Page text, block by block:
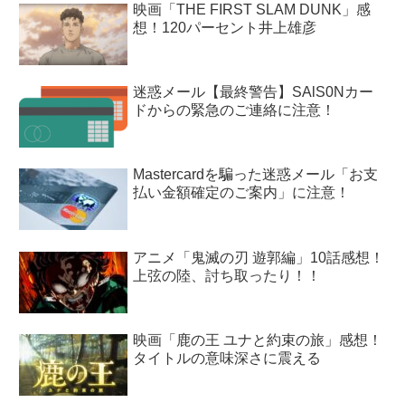
映画「THE FIRST SLAM DUNK」感
想！120パーセント井上雄彦
迷惑メール【最終警告】SAlS0Nカー
ドからの緊急のご連絡に注意！
Mastercardを騙った迷惑メール「お支
払い金額確定のご案内」に注意！
アニメ「鬼滅の刃 遊郭編」10話感想！
上弦の陸、討ち取ったり！！
映画「鹿の王 ユナと約束の旅」感想！
タイトルの意味深さに震える